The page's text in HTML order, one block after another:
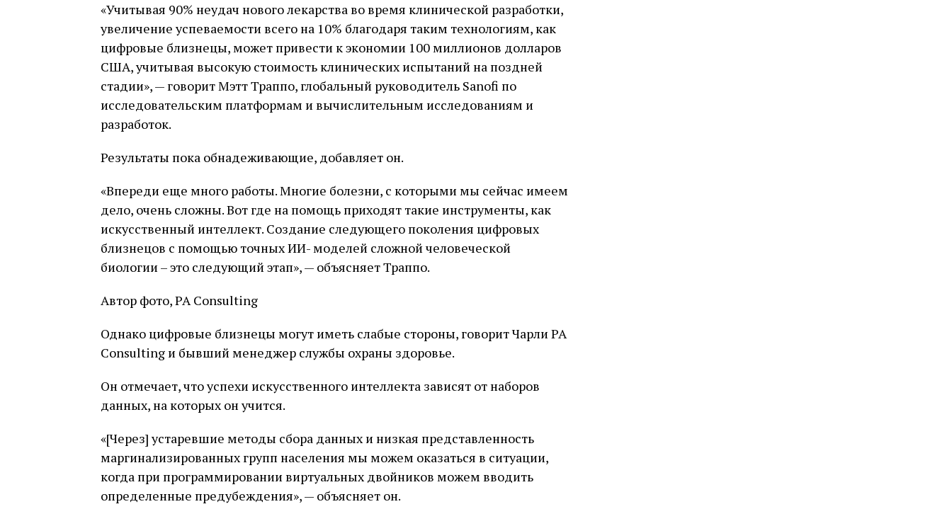
«Учитывая 90% неудач нового лекарства во время клинической разработки,
увеличение успеваемости всего на 10% благодаря таким технологиям, как
цифровые близнецы, может привести к экономии 100 миллионов долларов
США, учитывая высокую стоимость клинических испытаний на поздней
стадии», — говорит Мэтт Траппо, глобальный руководитель Sanofi по
исследовательским платформам и вычислительным исследованиям и
разработок.
Результаты пока обнадеживающие, добавляет он.
«Впереди еще много работы. Многие болезни, с которыми мы сейчас имеем
дело, очень сложны. Вот где на помощь приходят такие инструменты, как
искусственный интеллект. Создание следующего поколения цифровых
близнецов с помощью точных ИИ- моделей сложной человеческой
биологии – это следующий этап», — объясняет Траппо.
Автор фото, PA Consulting
Однако цифровые близнецы могут иметь слабые стороны, говорит Чарли PA
Consulting и бывший менеджер службы охраны здоровье.
Он отмечает, что успехи искусственного интеллекта зависят от наборов
данных, на которых он учится.
«[Через] устаревшие методы сбора данных и низкая представленность
маргинализированных групп населения мы можем оказаться в ситуации,
когда при программировании виртуальных двойников можем вводить
определенные предубеждения», — объясняет он.